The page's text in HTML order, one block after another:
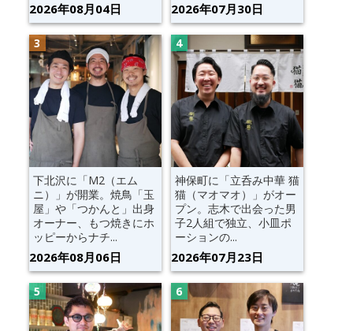
2026年08月04日 2026年07月30日
下北沢に「M2（エム
ニ）」が開業。焼鳥「玉
屋」や「つかんと」出身
オーナー、もつ焼きにホ
ッピーからナチ...
2026年08月06日
神保町に「立呑み中華 猫
猫（マオマオ）」がオー
プン。志木で出会った男
子2人組で独立、小皿ポ
ーションの...
2026年07月23日